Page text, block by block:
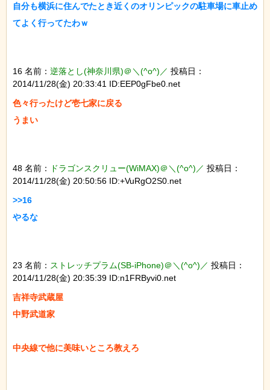
自分も横浜に住んでたとき近くのオリンピックの駐車場に車止め
16 名前： 逆落とし(神奈川県)＠＼(^o^)／ 投稿日：
2014/11/28(金) 20:33:41 ID:EEP0gFbe0.net
色々行ったけど壱七家に戻る
48 名前： ドラゴンスクリュー(WiMAX)＠＼(^o^)／ 投稿日：
2014/11/28(金) 20:50:56 ID:+VuRgO2S0.net
>>16
23 名前： ストレッチプラム(SB-iPhone)＠＼(^o^)／ 投稿日：
2014/11/28(金) 20:35:39 ID:n1FRByvi0.net
吉祥寺武蔵屋
中野武道家